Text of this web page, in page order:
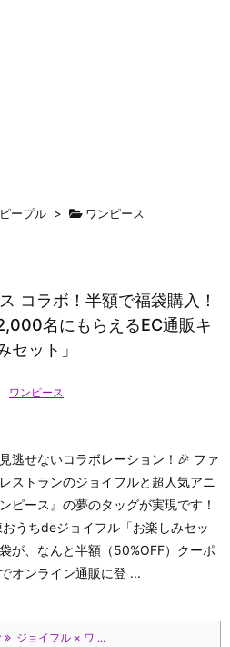
ープル > ワンピース
コラボ！半額で福袋購入！
名にもらえるEC通販キ
セット」
ワンピース
逃せないコラボレーション！🎉 ファ
ストランのジョイフルと超人気アニ
ピース』の夢のタッグが実現です！
うちdeジョイフル「お楽しみセッ
が、なんと半額（50%OFF）クーポ
オンライン通販に登 ...
ジョイフル × ワ ...